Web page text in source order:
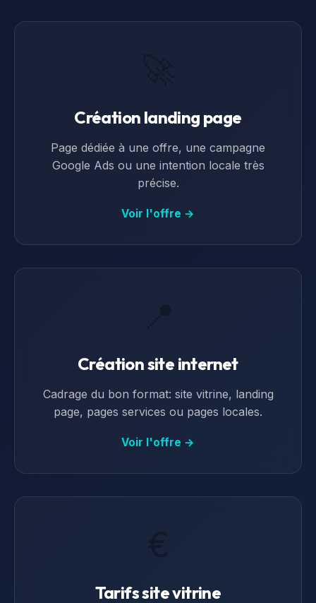
Création landing page
Page dédiée à une offre, une campagne
Google Ads ou une intention locale très
précise.
Voir l'offre →
Création site internet
Cadrage du bon format: site vitrine, landing
page, pages services ou pages locales.
Voir l'offre →
Tarifs site vitrine